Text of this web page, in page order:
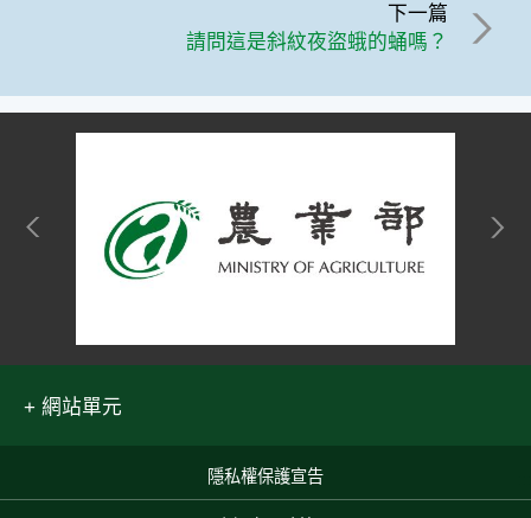
下一篇
請問這是斜紋夜盜蛾的蛹嗎？
網站單元
隱私權保護宣告